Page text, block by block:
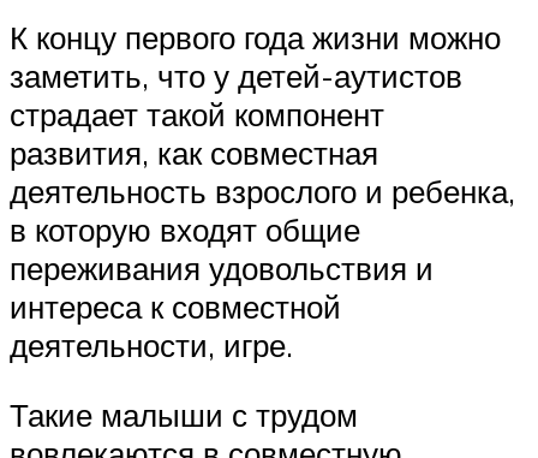
К концу первого года жизни можно
заметить, что у детей-аутистов
страдает такой компонент
развития, как совместная
деятельность взрослого и ребенка,
в которую входят общие
переживания удовольствия и
интереса к совместной
деятельности, игре.
Такие малыши с трудом